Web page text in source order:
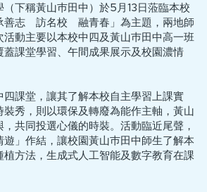
下稱黃山巿田中）於5月13日蒞臨本校
善志 訪名校 融青春」為主題，兩地師
動主要以本校中四及黃山巿田中高一班
課堂學習、午間成果展示及校園濃情
課堂，讓其了解本校自主學習上課實
秀，則以環保及轉廢為能作主軸，黃山
共同投選心儀的時裝。活動臨近尾聲，
」作結，讓校園黃山巿田中師生了解本
方法，生成式人工智能及數字教育在課